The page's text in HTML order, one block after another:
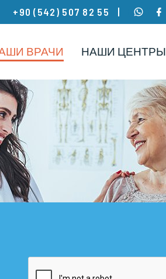
+90 (542) 507 82 55
ВРАЧИ НАШИ ЦЕНТРЫ